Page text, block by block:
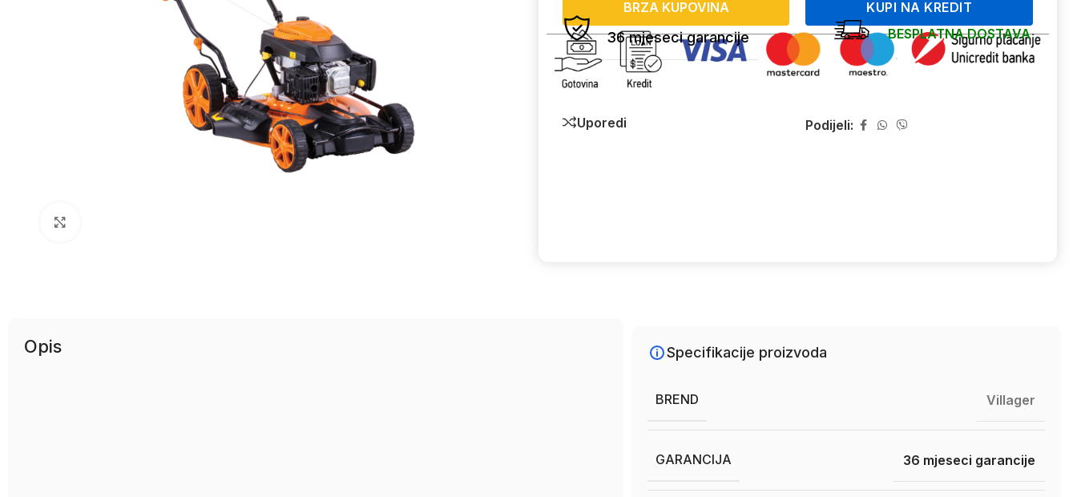
BRZA KUPOVINA
KUPI NA KREDIT
36 mjeseci garancije BESPLATNA DOSTAVA
Uporedi Podijeli:
Opis Specifikacije proizvoda
BREND Villager
GARANCIJA 36 mjeseci garancije